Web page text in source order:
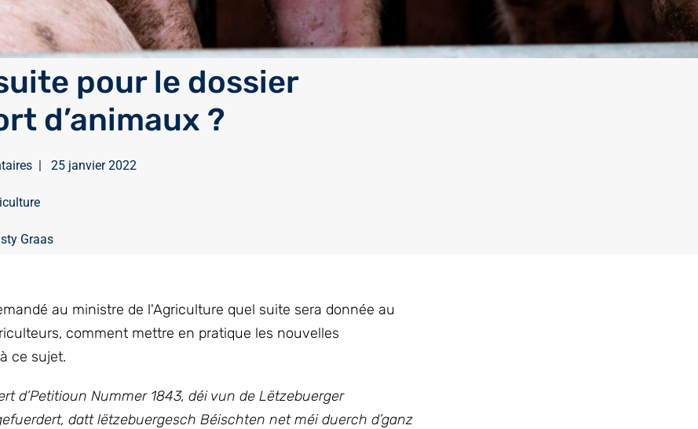
pour le dossier
d’animaux ?
| 25 janvier 2022
Graas
au ministre de l'Agriculture quel suite sera donnée au
comment mettre en pratique les nouvelles
ce sujet.
d’Petitioun Nummer 1843, déi vun de Lëtzebuerger
datt lëtzebuergesch Béischten net méi duerch d’ganz